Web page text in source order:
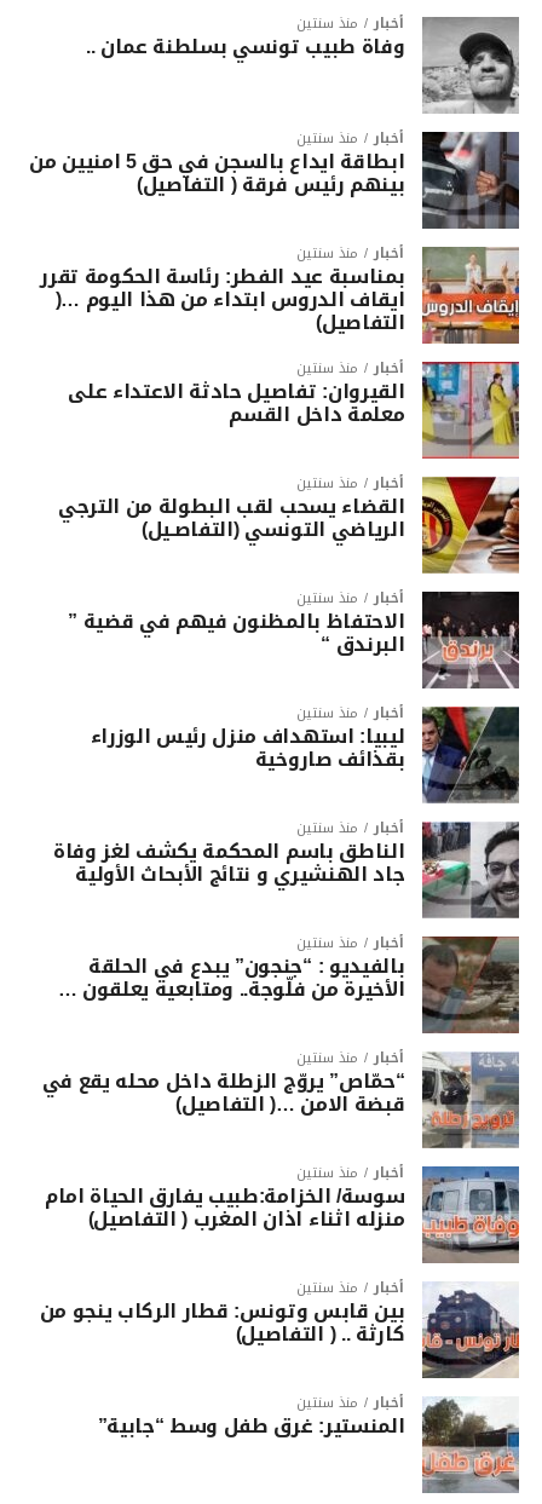
أخبار منذ سنتين
وفاة طبيب تونسي بسلطنة عمان ..
أخبار منذ سنتين
ابطاقة ايداع بالسجن في حق 5 امنيين من
بينهم رئيس فرقة ( التفاصيل)
أخبار منذ سنتين
بمناسبة عيد الفطر: رئاسة الحكومة تقرر
ايقاف الدروس ابتداء من هذا اليوم …(
التفاصيل)
أخبار منذ سنتين
القيروان: تفاصيل حادثة الاعتداء على
معلمة داخل القسم
أخبار منذ سنتين
القضاء يسحب لقب البطولة من الترجي
الرياضي التونسي (التفاصـيل)
أخبار منذ سنتين
الاحتفاظ بالمظنون فيهم في قضية ”
البرندق “
أخبار منذ سنتين
ليبيا: استهداف منزل رئيس الوزراء
بقذائف صاروخية
أخبار منذ سنتين
الناطق باسم المحكمة يكشف لغز وفاة
جاد الهنشيري و نتائج الأبحاث الأولية
أخبار منذ سنتين
بالفيديو : “جنجون” يبدع في الحلقة
الأخيرة من فلّوجة.. ومتابعيه يعلقون …
أخبار منذ سنتين
“حمّاص” يروّج الزطلة داخل محله يقع في
قبضة الامن …( التفاصيل)
أخبار منذ سنتين
سوسة/ الخزامة:طبيب يفارق الحياة امام
منزله اثناء اذان المغرب ( التفاصيل)
أخبار منذ سنتين
بين قابس وتونس: قطار الركاب ينجو من
كارثة .. ( التفاصيل)
أخبار منذ سنتين
المنستير: غرق طفل وسط “جابية”